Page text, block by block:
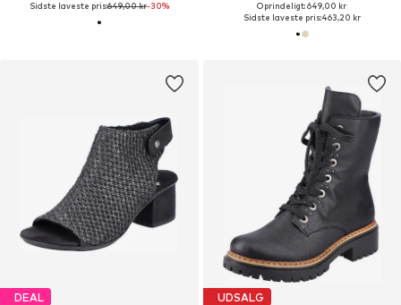
Sidste laveste pris:649,00 kr-30%
Oprindeligt: 649,00 kr
Sidste laveste pris:463,20 kr
DEAL UDSALG